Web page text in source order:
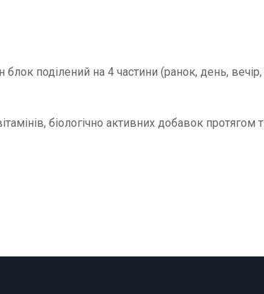
поділений на 4 частини (ранок, день, вечір,
біологічно активних добавок протягом